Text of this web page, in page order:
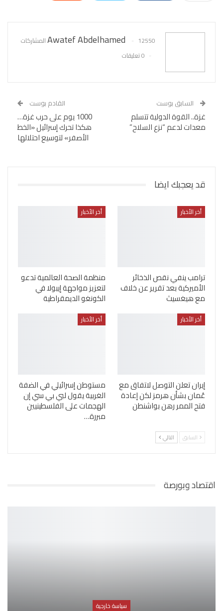
Awatef Abdelhamed
12550 المشاركات
0 تعليقات
السابق بوست
غزة.. القوة الدولية تتسلم
معدات لدعم “نزع السلاح”
القادم بوست
1000 يوم على حرب غزة…
هكذا تحرك إسرائيل «الخط
الأصفر» لتوسيع احتلالها
قد يعجبك ايضا
أخر الأخبار
ترامب ينفي نقص الذخائر
الأميركية بعد تقرير عن خلاف
مع هيغسيث
أخر الأخبار
منظمة الصحة العالمية تدعو
لتعزيز مواجهة إيبولا في
الكونغو الديمقراطية
أخر الأخبار
إيران تعلن التوصل لاتفاق مع
عُمان بشأن هرمز لكن إعادة
فتح الممر رهن بواشنطن
أخر الأخبار
مستوطن إسرائيلي في الضفة
الغربية يقول لبي بي سي إن
الهجمات على الفلسطينيين
مبررة…
السابق التالي
اقتصاد وبورصة
سياسة خارجية